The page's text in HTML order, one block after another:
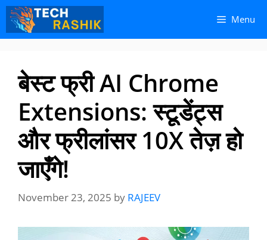
Skip
content
Skip
content
Menu
बेस्ट फ्री AI Chrome
Extensions: स्टूडेंट्स
और फ्रीलांसर 10X तेज़ हो
जाएँगे!
November 23, 2025 by RAJEEV